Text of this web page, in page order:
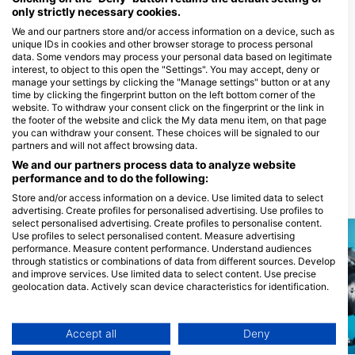
Wraysbury Dive Centre,
Wraysbury
Station Road, TW19 5ND
Wraysbury, Middlesex,
ВЕЛИКОБРИТАНІЯ
Matthews Sharks, Shark
Scuba Servicing
Kimps Way, HP3 8EN Hemel
Hempstead, ВЕЛИКОБРИТАНІЯ
Місця для дайвінгу поруч
Mares, Janez Kranjc Scubapro
only strictly necessary cookies.
We and our partners store and/or access information on a device, such as
unique IDs in cookies and other browser storage to process personal
data. Some vendors may process your personal data based on legitimate
interest, to object to this open the "Settings". You may accept, deny or
manage your settings by clicking the "Manage settings" button or at any
time by clicking the fingerprint button on the left bottom corner of the
website. To withdraw your consent click on the fingerprint or the link in
the footer of the website and click the My data menu item, on that page
you can withdraw your consent. These choices will be signaled to our
partners and will not affect browsing data.
We and our partners process data to analyze website
performance and to do the following:
Store and/or access information on a device. Use limited data to select
advertising. Create profiles for personalised advertising. Use profiles to
select personalised advertising. Create profiles to personalise content.
Use profiles to select personalised content. Measure advertising
performance. Measure content performance. Understand audiences
through statistics or combinations of data from different sources. Develop
and improve services. Use limited data to select content. Use precise
geolocation data. Actively scan device characteristics for identification.
Data may be shared outside of the European Union and send to the USA.
Your consent and the cookie policy applies solely to this website/app.
Accept all Deny